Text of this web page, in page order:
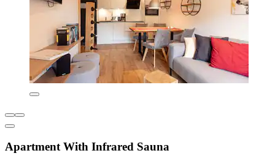
Apartment With Infrared Sauna